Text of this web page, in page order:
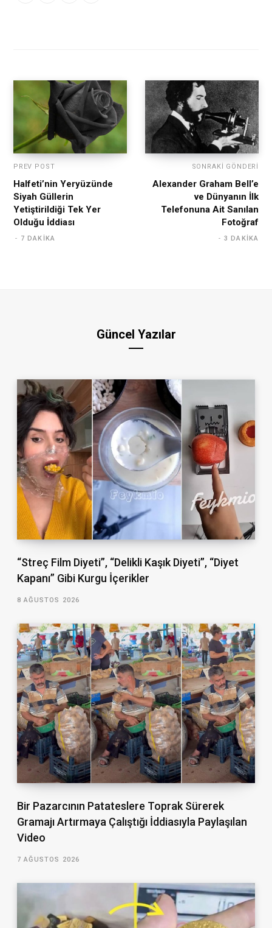
PREV POST
Halfeti’nin Yeryüzünde
Siyah Güllerin
Yetiştirildiği Tek Yer
Olduğu İddiası
7 DAKIKA
SONRAKI GÖNDERI
Alexander Graham Bell’e
ve Dünyanın İlk
Telefonuna Ait Sanılan
Fotoğraf
3 DAKIKA
Güncel Yazılar
“Streç Film Diyeti”, “Delikli Kaşık Diyeti”, “Diyet
Kapanı” Gibi Kurgu İçerikler
8 AĞUSTOS 2026
Bir Pazarcının Patateslere Toprak Sürerek
Gramajı Artırmaya Çalıştığı İddiasıyla Paylaşılan
Video
7 AĞUSTOS 2026